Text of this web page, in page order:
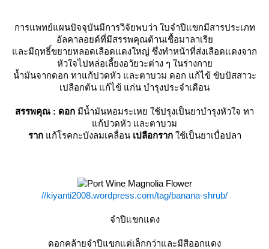
การแพทย์แผนปัจจุบันมีการวิจัยพบว่า ใบจำปีแขกมีสารประเภท
อัลคาลอยด์ที่มีสรรพคุณต้านเชื้อมาลาเรี
ละมีฤทธิ์ขยายหลอดเลือดแดงใหญ่ ซึ่งทำหน้าที่ส่งเลือดแดงจาก
หัวใจไปหล่อเลี้ยงอวัยวะต่าง ๆ ในร่างกา
น้ำมันจากดอก ทาแก้ปวดหัว และตาบวม ดอก แก้ไข้ ขับปัสสาวะ
เปลือกต้น แก้ไข้ แก่น บำรุงประจำเดือน
สรรพคุณ : ดอก มีน้ำมันหอมระเหย ใช้ปรุงเป็นยาบำรุงหัวใจ ทา
ก้ปวดหัว และตาบวม
ราก ก้โรคกะบังลมเคลื่อน เปลือกราก ช้เป็นยาเบื่อปลา
//kiyanti2008.wordpress.com/tag/banana-shrub/
จำปีแขกแดง
ดอกคล้ายจำปีแขกแต่เล็กกว่าและมีสีออกแดง